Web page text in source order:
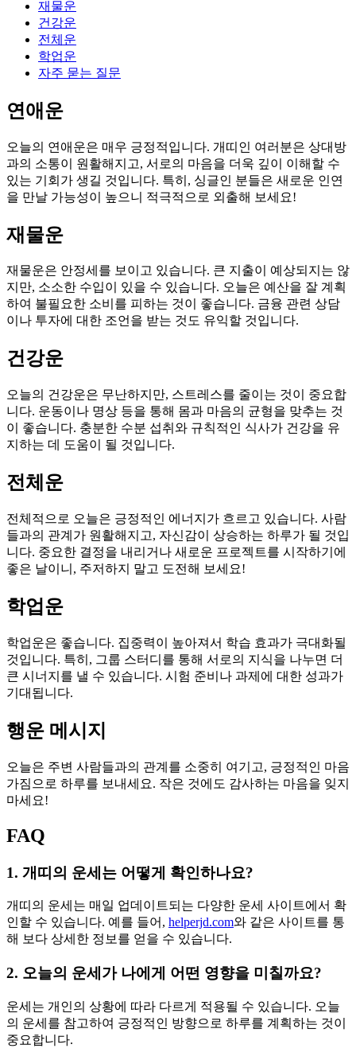
재물운
건강운
전체운
학업운
자주 묻는 질문
연애운
오늘의 연애운은 매우 긍정적입니다. 개띠인 여러분은 상대방
과의 소통이 원활해지고, 서로의 마음을 더욱 깊이 이해할 수
있는 기회가 생길 것입니다. 특히, 싱글인 분들은 새로운 인연
을 만날 가능성이 높으니 적극적으로 외출해 보세요!
재물운
재물운은 안정세를 보이고 있습니다. 큰 지출이 예상되지는 않
지만, 소소한 수입이 있을 수 있습니다. 오늘은 예산을 잘 계획
하여 불필요한 소비를 피하는 것이 좋습니다. 금융 관련 상담
이나 투자에 대한 조언을 받는 것도 유익할 것입니다.
건강운
오늘의 건강운은 무난하지만, 스트레스를 줄이는 것이 중요합
니다. 운동이나 명상 등을 통해 몸과 마음의 균형을 맞추는 것
이 좋습니다. 충분한 수분 섭취와 규칙적인 식사가 건강을 유
지하는 데 도움이 될 것입니다.
전체운
전체적으로 오늘은 긍정적인 에너지가 흐르고 있습니다. 사람
들과의 관계가 원활해지고, 자신감이 상승하는 하루가 될 것입
니다. 중요한 결정을 내리거나 새로운 프로젝트를 시작하기에
좋은 날이니, 주저하지 말고 도전해 보세요!
학업운
학업운은 좋습니다. 집중력이 높아져서 학습 효과가 극대화될
것입니다. 특히, 그룹 스터디를 통해 서로의 지식을 나누면 더
큰 시너지를 낼 수 있습니다. 시험 준비나 과제에 대한 성과가
기대됩니다.
행운 메시지
오늘은 주변 사람들과의 관계를 소중히 여기고, 긍정적인 마음
가짐으로 하루를 보내세요. 작은 것에도 감사하는 마음을 잊지
마세요!
FAQ
1. 개띠의 운세는 어떻게 확인하나요?
개띠의 운세는 매일 업데이트되는 다양한 운세 사이트에서 확
인할 수 있습니다. 예를 들어, helperjd.com와 같은 사이트를 통
해 보다 상세한 정보를 얻을 수 있습니다.
2. 오늘의 운세가 나에게 어떤 영향을 미칠까요?
운세는 개인의 상황에 따라 다르게 적용될 수 있습니다. 오늘
의 운세를 참고하여 긍정적인 방향으로 하루를 계획하는 것이
중요합니다.